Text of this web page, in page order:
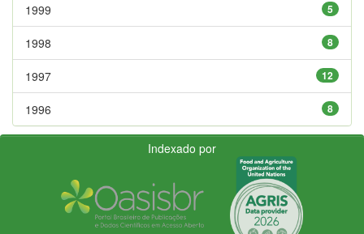
5
1999
8
1998
12
1997
8
1996
Indexado por